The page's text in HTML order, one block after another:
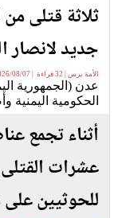
ثلاثة قتلى
جديد لانصار
الأمة برس | 32 قراءة | 2026/08/07 15:43 PM
عدن (الجمهورية
الحكومية اليمنية
أثناء تجمع
عشرات
للحوثيين